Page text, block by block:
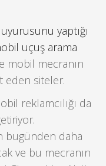
yaptığı
uçuş arama
mobil mecranın
eden siteler.
reklamcılığı da
bugünden daha
ve bu mecranın